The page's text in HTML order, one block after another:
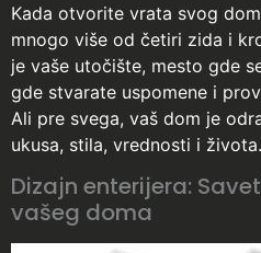
Kada otvorite vrata svog
mnogo više od četiri zida i
je vaše utočište, mesto gde
gde stvarate uspomene i
Ali pre svega, vaš dom je
ukusa, stila, vrednosti i
Dizajn enterijera:
vašeg doma